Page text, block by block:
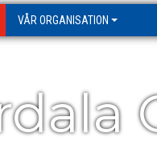
VÅR ORGANISATION